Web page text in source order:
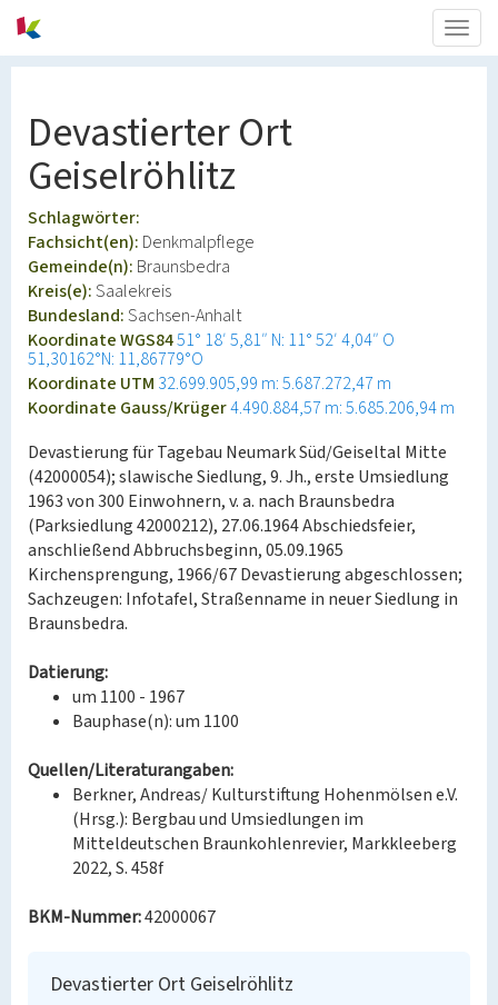
Devastierter Ort
Geiselröhlitz
Schlagwörter:
Fachsicht(en): Denkmalpflege
Gemeinde(n): Braunsbedra
Kreis(e):Saalekreis
Bundesland:Sachsen-Anhalt
Koordinate WGS8451° 18′ 5,81″ N: 11° 52′ 4,04″ O
51,30162°N: 11,86779°O
Koordinate UTM 32.699.905,99 m: 5.687.272,47 m
Koordinate Gauss/Krüger4.490.884,57 m: 5.685.206,94 m
Devastierung für Tagebau Neumark Süd/Geiseltal Mitte
(42000054); slawische Siedlung, 9. Jh., erste Umsiedlung
1963 von 300 Einwohnern, v. a. nach Braunsbedra
(Parksiedlung 42000212), 27.06.1964 Abschiedsfeier,
anschließend Abbruchsbeginn, 05.09.1965
Kirchensprengung, 1966/67 Devastierung abgeschlossen;
Sachzeugen: Infotafel, Straßenname in neuer Siedlung in
Braunsbedra.
Datierung:
um 1100 - 1967
Bauphase(n): um 1100
Quellen/Literaturangaben:
Berkner, Andreas/ Kulturstiftung Hohenmölsen e.V.
(Hrsg.): Bergbau und Umsiedlungen im
Mitteldeutschen Braunkohlenrevier, Markkleeberg
2022, S. 458f
BKM-Nummer:42000067
Devastierter Ort Geiselröhlitz